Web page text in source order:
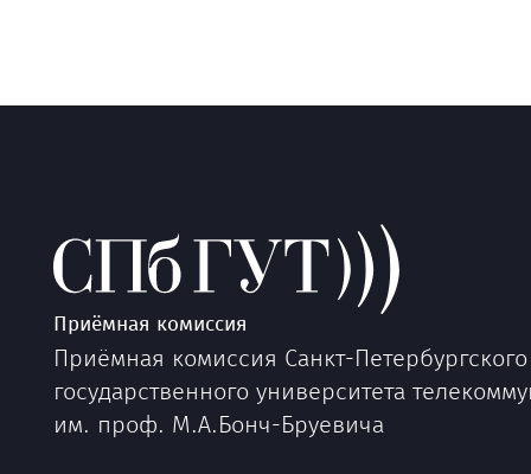
Приёмная комиссия
Приёмная комиссия Санкт-Петербургского
государственного университета
им. проф. М.А.Бонч-Бруевича